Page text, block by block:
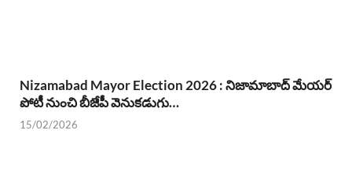
Nizamabad Mayor Election 2026 : నిజామాబాద్ మేయర్
పోటీ నుంచి బీజేపీ వెనుకడుగు…
15/02/2026